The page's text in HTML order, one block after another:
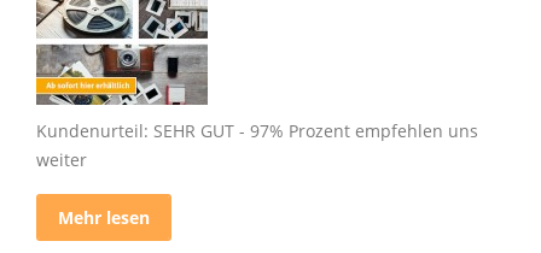
Kundenurteil: SEHR GUT - 97% Prozent empfehlen uns
weiter
Mehr lesen